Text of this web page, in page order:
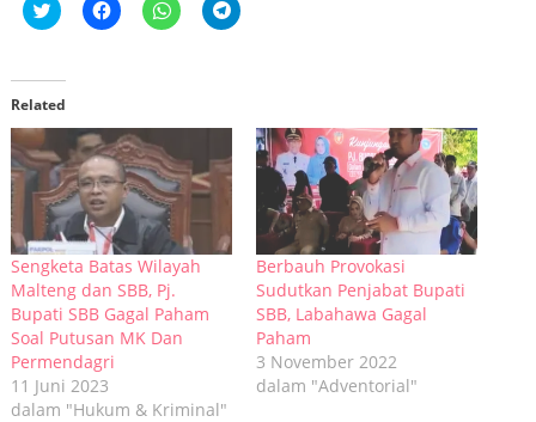
Klik
untuk
di
jendela
yang
baru)
Klik
untuk
baru)
Klik
untuk
baru)
Klik
untuk
baru)
Related
Sengketa Batas Wilayah
Malteng dan SBB, Pj.
Bupati SBB Gagal Paham
Soal Putusan MK Dan
Permendagri
11 Juni 2023
dalam "Hukum & Kriminal"
Berbauh Provokasi
Sudutkan Penjabat Bupati
SBB, Labahawa Gagal
Paham
3 November 2022
dalam "Adventorial"